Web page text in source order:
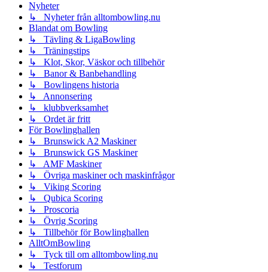
Nyheter
↳ Nyheter från alltombowling.nu
Blandat om Bowling
↳ Tävling & LigaBowling
↳ Träningstips
↳ Klot, Skor, Väskor och tillbehör
↳ Banor & Banbehandling
↳ Bowlingens historia
↳ Annonsering
↳ klubbverksamhet
↳ Ordet är fritt
För Bowlinghallen
↳ Brunswick A2 Maskiner
↳ Brunswick GS Maskiner
↳ AMF Maskiner
↳ Övriga maskiner och maskinfrågor
↳ Viking Scoring
↳ Qubica Scoring
↳ Proscoria
↳ Övrig Scoring
↳ Tillbehör för Bowlinghallen
AlltOmBowling
↳ Tyck till om alltombowling.nu
↳ Testforum